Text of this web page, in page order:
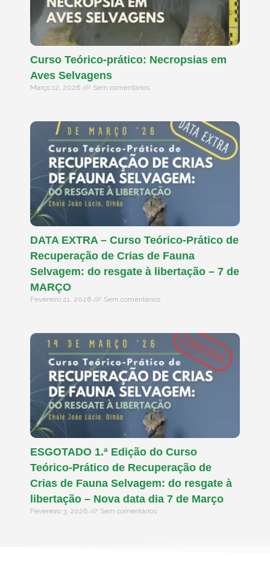
Curso Teórico-prático: Necropsias em
Aves Selvagens
Março 12, 2026 Sem comentários
DATA EXTRA – Curso Teórico-Prático de
Recuperação de Crias de Fauna
Selvagem: do resgate à libertação – 7 de
MARÇO
Fevereiro 21, 2026 Sem comentários
ESGOTADO 1.ª Edição do Curso
Teórico-Prático de Recuperação de
Crias de Fauna Selvagem: do resgate à
libertação – Nova data dia 7 de Março
Fevereiro 3, 2026 Sem comentários